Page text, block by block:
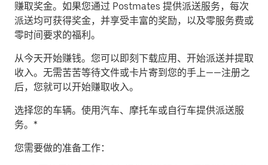
赚取奖金。 如果您通过 Postmates 提供派送服务，每次
派送均可获得奖金，并享受丰富的奖励，以及零服务费或
零时间要求的福利。
从今天开始赚钱。 您可以即刻下载应用、开始派送并提取
收入。无需苦苦等待文件或卡片寄到您的手上——注册之
后，您就可以开始赚取收入。
​选择您的车辆。使用汽车、摩托车或自行车提供派送服
务。*
您需要做的准备工作：